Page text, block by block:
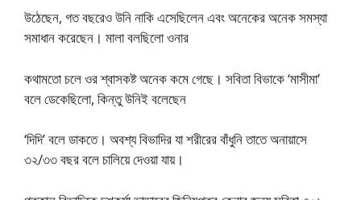
উঠেছেন, গত বছরেও উনি নাকি এসেছিলেন এবং অনেকের অনেক সমস্যা
সমাধান করেছেন। মালা বলছিলো ওনার
কথামতো চলে ওর শ্বাসকষ্ট অনেক কমে গেছে। সবিতা বিভাকে ‘মাসীমা’
বলে ডেকেছিলো, কিন্তু উনিই বলেছেন
‘দিদি’ বলে ডাকতে। অবশ্য বিভাদির যা শরীরের বাঁধুনি তাতে অনায়াসে
৩২/৩৩ বছর বলে চালিয়ে দেওয়া যায়।